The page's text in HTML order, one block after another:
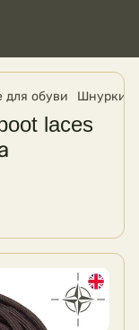
для обуви Шнурки
laces